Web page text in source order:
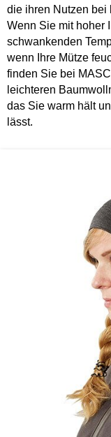
die ihren Nutzen bei
Wenn Sie mit hoher
schwankenden
wenn Ihre Mütze
finden Sie bei
leichteren
das Sie warm hält
lässt.